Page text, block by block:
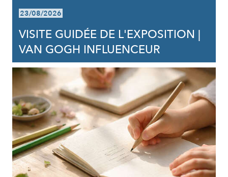
23/08/2026
VISITE GUIDÉE DE L'EXPOSITION |
VAN GOGH INFLUENCEUR